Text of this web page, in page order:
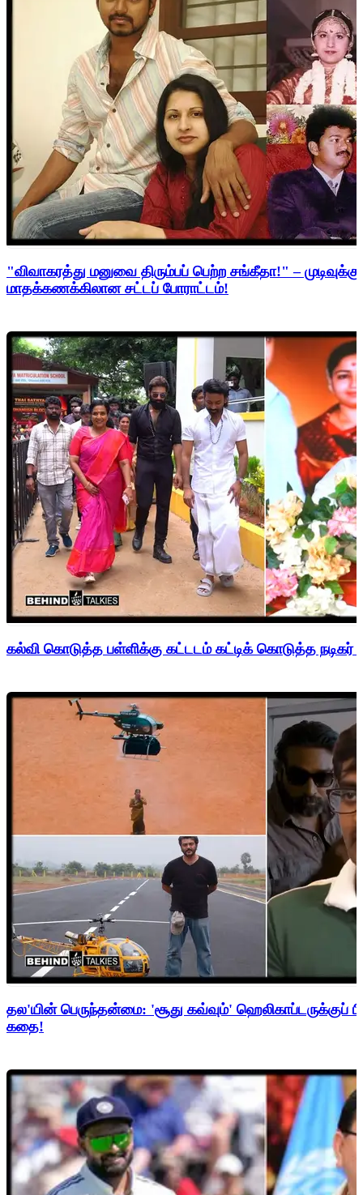
"விவாகரத்து மனுவை திரும்பப் பெற்ற சங்கீதா!" –
மாதக்கணக்கிலான சட்டப் போராட்டம்!
கல்வி கொடுத்த பள்ளிக்கு கட்டடம் கட்டிக் கொடுத்த நடிகர்
தல'யின் பெருந்தன்மை: 'சூது கவ்வும்' ஹெலிகாப்டருக்குப்
கதை!